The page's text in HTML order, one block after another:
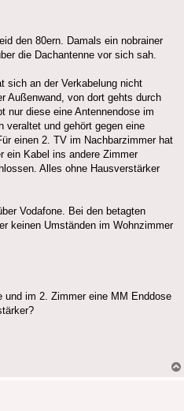
den 80ern. Damals ein nobrainer
die Dachantenne vor sich sah.
sich an der Verkabelung nicht
Außenwand, von dort gehts durch
nur diese eine Antennendose im
veraltet und gehört gegen eine
einen 2. TV im Nachbarzimmer hat
ein Kabel ins andere Zimmer
Alles ohne Hausverstärker
Vodafone. Bei den betagten
keinen Umständen im Wohnzimmer
und im 2. Zimmer eine MM Enddose